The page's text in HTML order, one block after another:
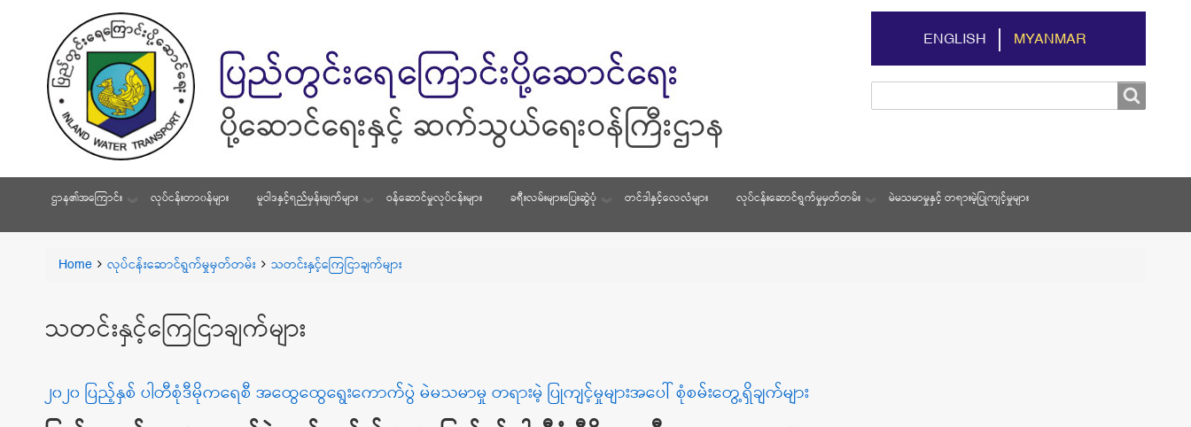
ENGLISH MYANMAR
Search
ဌာန၏အကြောင်း လုပ်ငန်းတာ၀န်များ မူဝါဒနှင့်ရည်မှန်းချက်များ ဝန်ဆောင်မှုလုပ်ငန်းများ ခရီးလမ်းများပြေးဆွဲပုံ တင်ဒါနှင့်လေလံများ လုပ်ငန်းဆောင်ရွက်မှုမှတ်တမ်း မဲမသမာမှုနှင့် တရားမဲ့ပြုကျင့်မှုများ
Breadcrumbs
You
Home လုပ်ငန်းဆောင်ရွက်မှုမှတ်တမ်း သတင်းနှင့်ကြေငြာချက်များ
သတင်းနှင့်ကြေငြာချက်များ
၂၀၂၀ ပြည့်နှစ် ပါတီစုံဒီမိုကရေစီ အထွေထွေရွေးကောက်ပွဲ မဲမသမာမှု တရားမဲ့ ပြုကျင့်မှုများအပေါ် စုံစမ်းတွေ့ရှိချက်များ